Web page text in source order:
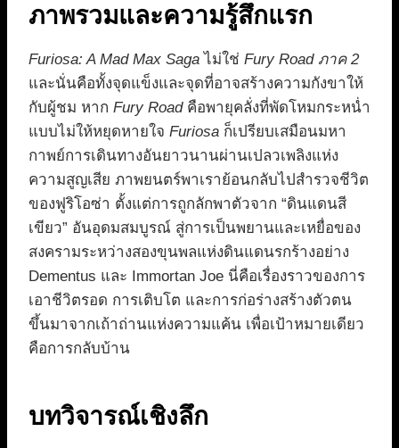
ภาพรวมและความรู้สึกแรก
Furiosa: A Mad Max Saga ไม่ใช่ Fury Road ภาค 2
และนั่นคือทั้งจุดแข็งและจุดที่อาจสร้างความกังขาให้
กับผู้ชม หาก Fury Roadคือพายุคลั่งที่พัดโหมกระหน่ำ
แบบไม่ให้หยุดหายใจ Furiosa ก็เปรียบเสมือนมหา
กาพย์การเดินทางอันยาวนานผ่านเปลวเพลิงแห่ง
ความสูญเสีย ภาพยนตร์พาเราย้อนกลับไปสำรวจชีวิต
ของฟูริโอซ่า ตั้งแต่การถูกลักพาตัวจาก “ดินแดนสี
เขียว” อันอุดมสมบูรณ์ สู่การเป็นพยานและเหยื่อของ
สงครามระหว่างสองขุนพลแห่งดินแดนรกร้างอย่าง
Dementus และ Immortan Joe นี่คือเรื่องราวของการ
เอาชีวิตรอด การเติบโต และการก่อร่างสร้างตัวตน
ขึ้นมาจากเถ้าถ่านแห่งความแค้น เพื่อเป้าหมายเดียว
คือการกลับบ้าน
บทวิจารณ์เชิงลึก